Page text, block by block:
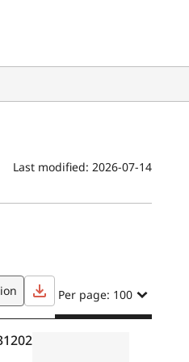
Last modified:2026-07-14
Per page: 100